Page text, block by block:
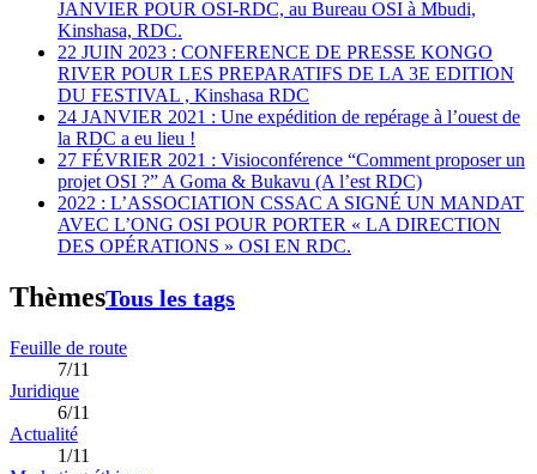
JANVIER POUR OSI-RDC, au Bureau OSI à Mbudi,
Kinshasa, RDC.
22 JUIN 2023 : CONFERENCE DE PRESSE KONGO
RIVER POUR LES PREPARATIFS DE LA 3E EDITION
DU FESTIVAL , Kinshasa RDC
24 JANVIER 2021 : Une expédition de repérage à l’ouest de
la RDC a eu lieu !
27 FÉVRIER 2021 : Visioconférence “Comment proposer un
projet OSI ?” A Goma & Bukavu (A l’est RDC)
2022 : L’ASSOCIATION CSSAC A SIGNÉ UN MANDAT
AVEC L’ONG OSI POUR PORTER « LA DIRECTION
DES OPÉRATIONS » OSI EN RDC.
ThèmesTous les tags
Feuille de route
7/11
Juridique
6/11
Actualité
1/11